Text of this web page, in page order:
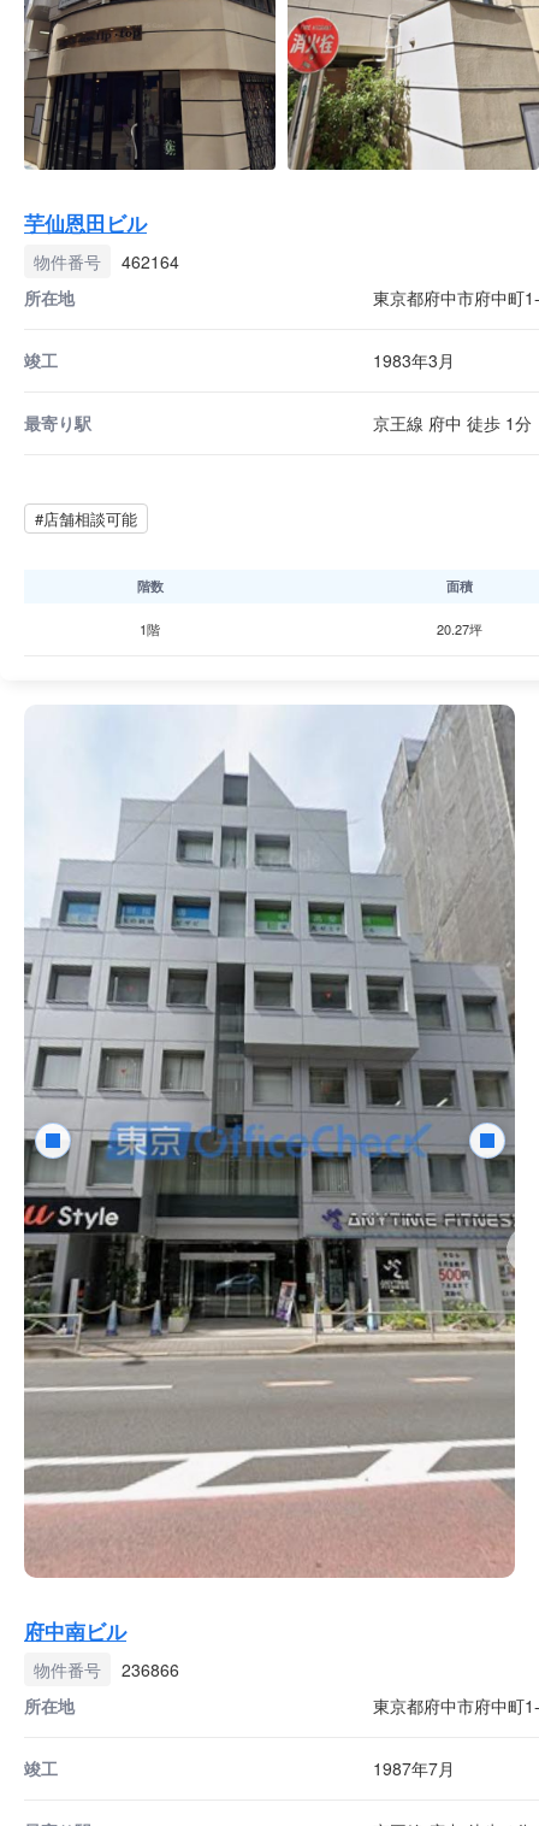
芋仙恩田ビル
物件番号
462164
所在地
東京都府中市府中町
竣工 1983年3月
最寄り駅 京王線 府中 徒歩 1分
#店舗相談可能
階数 面積
1階 20.27坪
府中南ビル
物件番号
236866
所在地
東京都府中市府中町
竣工 1987年7月